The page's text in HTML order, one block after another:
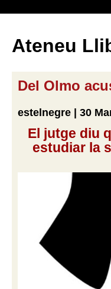
Ateneu
Del Olmo
estelnegre | 30
El jutge diu
estudiar la